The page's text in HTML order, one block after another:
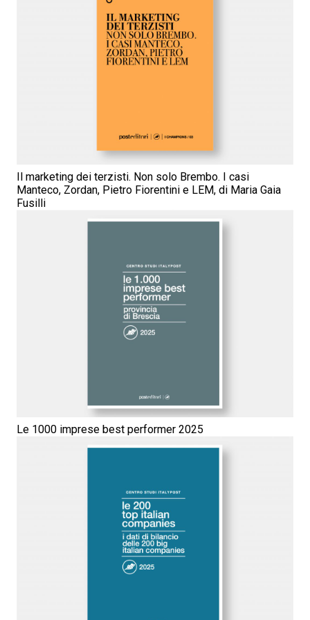
Il marketing dei terzisti. Non solo Brembo. I casi
Manteco, Zordan, Pietro Fiorentini e LEM, di Maria Gaia
Fusilli
Le 1000 imprese best performer 2025